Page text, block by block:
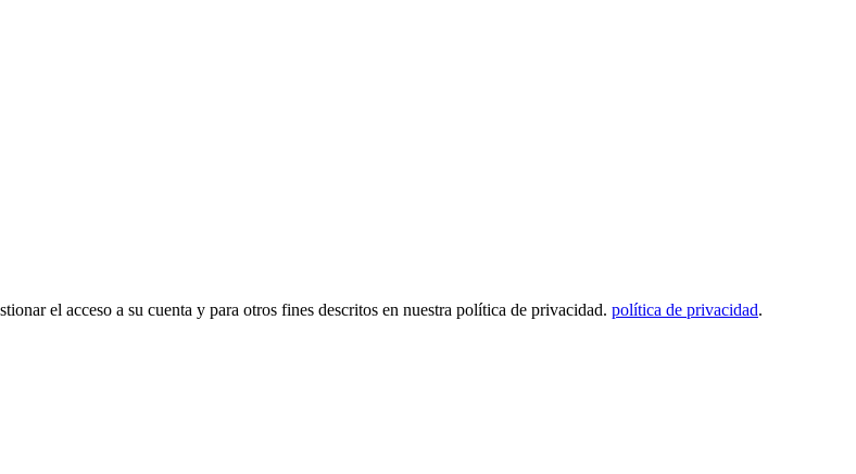
el acceso a su cuenta y para otros fines descritos en nuestra política de privacidad. política de privacidad.